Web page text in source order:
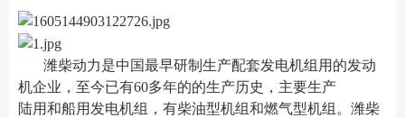
潍柴动力是中国最早研制生产配套发电机组用的发动
机企业，至今已有60多年的的生产历史，主要生产
陆用和船用发电机组，有柴油型机组和燃气型机组。潍柴